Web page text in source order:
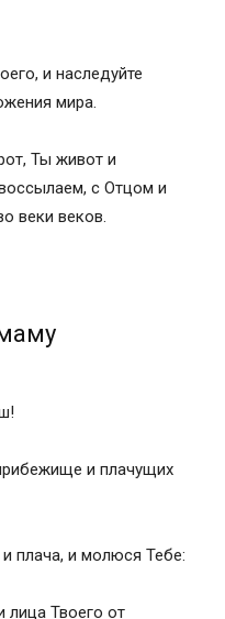
и наследуйте
мира.
Ты живот и
с Отцом и
веки веков.
и плачущих
плача, и молюся Тебе:
лица Твоего от